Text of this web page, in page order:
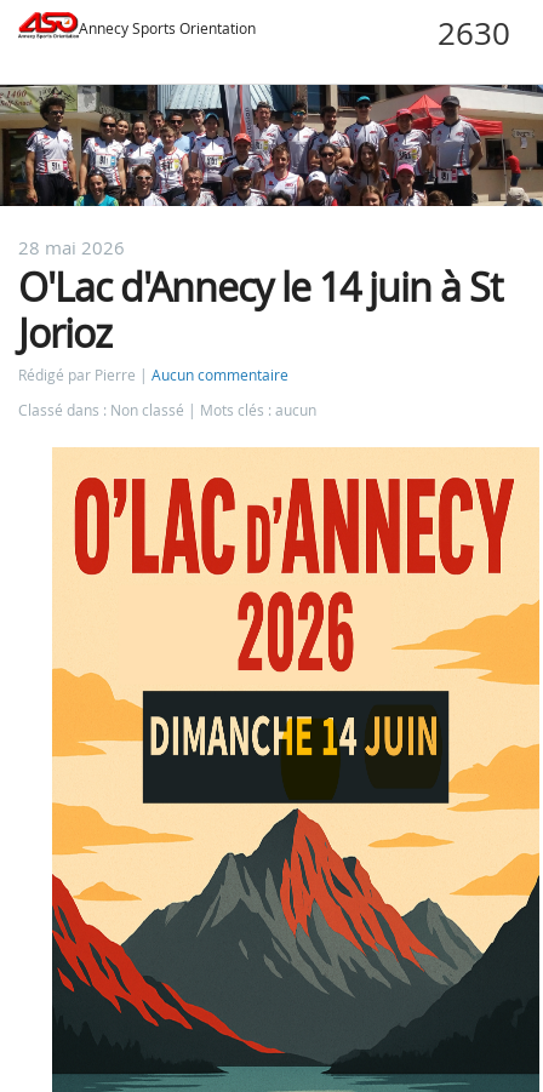
Annecy Sports Orientation
28 mai 2026
O'Lac d'Annecy le 14 juin à St
Jorioz
Rédigé par Pierre
Aucun commentaire
Classé dans : Non classé
Mots clés : aucun